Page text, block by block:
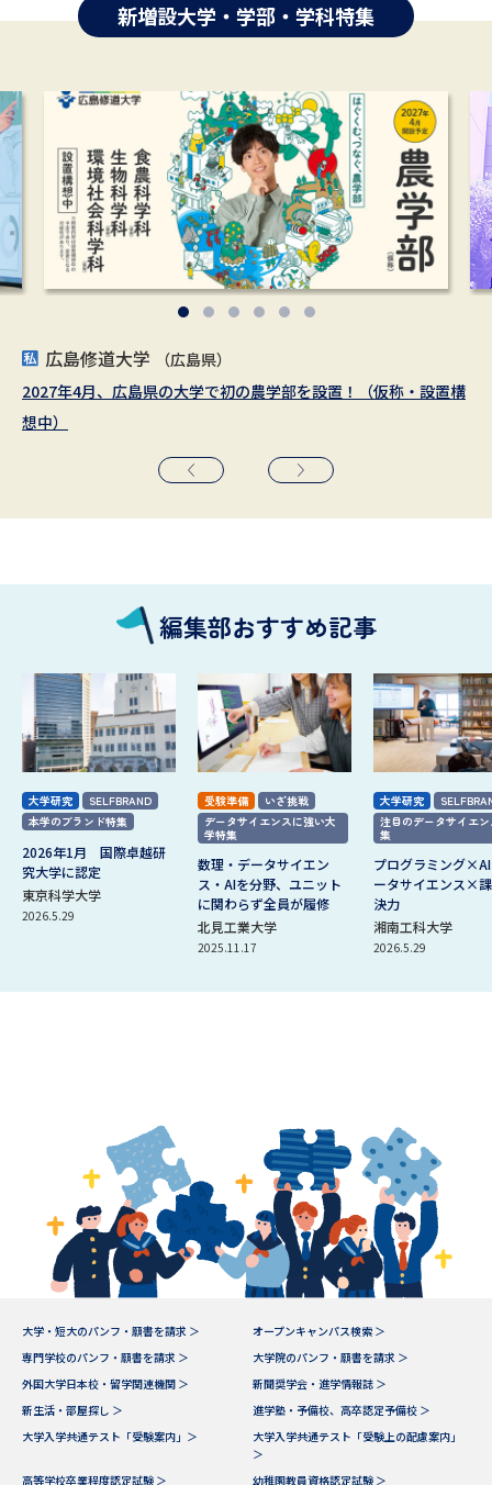
新増設大学・学部・学科特集
広島修道大学
（広島県）
2027年4月、広島県の大学で初の農学部を設置！（仮称・設置構
想中）
藤女子大学（北海道）
2025年４月 ウェルビーイング学部が誕生しました。
立教大学（東京都／埼玉県）
文理の知がつながる自由の学府で、未来を拓く環境リーダーへ
湘南工科大学
（神奈川県）
2027年4月、新時代のエンジニア教育が始動！「人と社会をつな
ぐ技術者」を目指す
共愛学園前橋国際大学
これからの時代に必要不可欠なDXを学ぶ
新潟医療福祉大学（新潟県）
健康データサイエンス学科 2026年4月 開設
編集部おすすめ記事
大学研究
SELFBRAND
本学のブランド特集
2026年1月 国際卓越研
究大学に認定
東京科学大学
2026.5.29
受験準備
いざ挑戦
データサイエンスに強い大
学特集
数理・データサイエン
ス・AIを分野、ユニット
に関わらず全員が履修
北見工業大学
2025.11.17
大学研究
注目のデータサイエ
集
プログラミング
ータサイエンス×
決力
湘南工科大学
2026.5.29
大学・短大のパンフ・願書を請求 ＞
オープンキャンパス検索 ＞
専門学校のパンフ・願書を請求 ＞
大学院のパンフ・願書を請求 ＞
外国大学日本校・留学関連機関 ＞
新聞奨学会・進学情報誌 ＞
新生活・部屋探し ＞
進学塾・予備校、高卒認定予備校 ＞
大学入学共通テスト「受験案内」＞
大学入学共通テスト「受験上の配慮案内」
＞
高等学校卒業程度認定試験 ＞
幼稚園教員資格認定試験 ＞